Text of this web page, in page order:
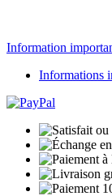
Information
Informations